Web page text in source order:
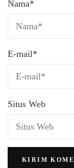
Nama*
E-mail*
Situs Web